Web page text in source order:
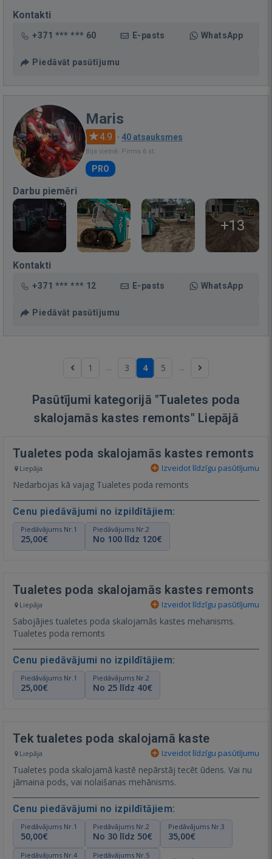
Kontakti
+371 *** *** 60 E-pasts WhatsApp
Piedāvāt pasūtījumu
Maris
4.9 · 40 atsauksmes
Bija vietnē: Pirms 6 st.
PRO
Darbu piemēri
+13
Kontakti
+371 *** *** 12 E-pasts WhatsApp
Piedāvāt pasūtījumu
1 ... 3 4 5 ...
Pasūtījumi kategorijā "Tualetes poda
skalojamās kastes remonts" Liepājā
Tualetes poda skalojamās kastes remonts
Liepāja Izveidot līdzīgu pasūtījumu
Nedarbojas kā vajag Tualetes poda remonts
Cenu piedāvājumi no izpildītājiem:
Piedāvājums Nr.1
25,00€
Piedāvājums Nr.2
No 100 līdz 120€
Tualetes poda skalojamās kastes remonts
Liepāja Izveidot līdzīgu pasūtījumu
Sabojājies tualetes poda skalojamās kastes mehanisms.
Tualetes poda remonts
Cenu piedāvājumi no izpildītājiem:
Piedāvājums Nr.1
25,00€
Piedāvājums Nr.2
No 25 līdz 40€
Tek tualetes poda skalojamā kaste
Liepāja Izveidot līdzīgu pasūtījumu
Tualetes poda skalojamā kastē nepārstāj tecēt ūdens. Vai nu
jāmaina pods, vai nolaišanas mehānisms.
Cenu piedāvājumi no izpildītājiem:
Piedāvājums Nr.1
50,00€
Piedāvājums Nr.2
No 30 līdz 50€
Piedāvājums Nr.3
35,00€
Piedāvājums Nr.4 Piedāvājums Nr.5